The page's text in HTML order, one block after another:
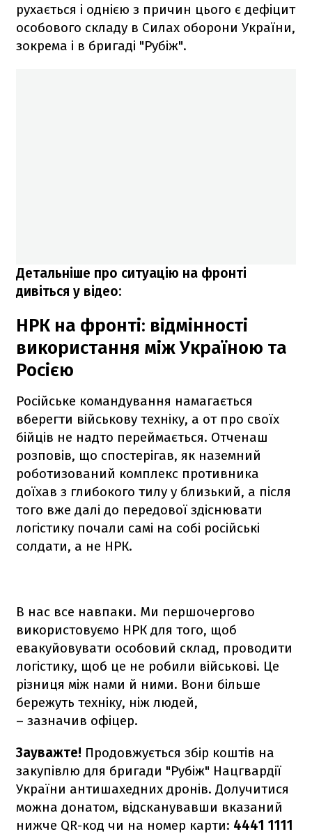
рухається і однією з причин цього є дефіцит
особового складу в Силах оборони України,
зокрема і в бригаді "Рубіж".
Детальніше про ситуацію на фронті
дивіться у відео:
НРК на фронті: відмінності
використання між Україною та
Росією
Російське командування намагається
вберегти військову техніку, а от про своїх
бійців не надто переймається. Отченаш
розповів, що спостерігав, як наземний
роботизований комплекс противника
доїхав з глибокого тилу у близький, а після
того вже далі до передової здіснювати
логістику почали самі на собі російські
солдати, а не НРК.
В нас все навпаки. Ми першочергово
використовуємо НРК для того, щоб
евакуйовувати особовий склад, проводити
логістику, щоб це не робили військові. Це
різниця між нами й ними. Вони більше
бережуть техніку, ніж людей,
– зазначив офіцер.
Зауважте! Продовжується збір коштів на
закупівлю для бригади "Рубіж" Нацгвардії
України антишахедних дронів. Долучитися
можна донатом, відсканувавши вказаний
нижче QR-код чи на номер карти: 4441 1111